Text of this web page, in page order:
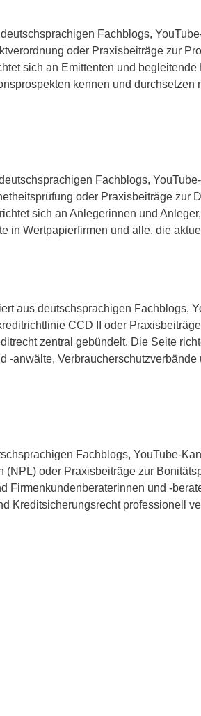
Fachblogs,
oder Praxisbeiträge zur
sich an Emittenten und
kennen und
Fachblogs,
oder Praxisbeiträge zur
sich an Anlegerinnen und
in Wertpapierfirmen und alle, die
aus deutschsprachigen Fachblogs,
CCD II oder
zentral gebündelt. Die Seite
anwälte,
Fachblogs, YouTube-
oder Praxisbeiträge zur
und -
Kreditsicherungsrecht professionell